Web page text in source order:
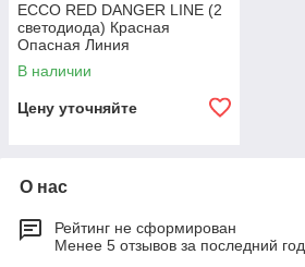
ECCO RED DANGER LINE (2
светодиода) Красная
Опасная Линия
В наличии
Цену уточняйте
О нас
Рейтинг не сформирован
Менее 5 отзывов за последний год